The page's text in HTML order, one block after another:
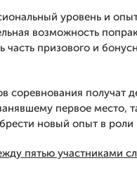
уровень и
возможность
часть призового и
соревнования получат
первое место,
новый опыт в
пятью участниками